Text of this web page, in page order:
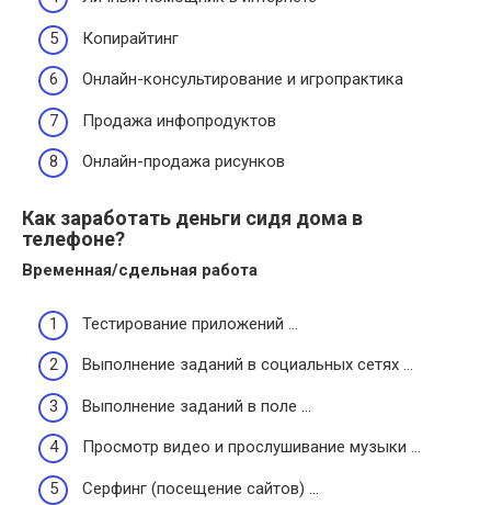
Копирайтинг
Онлайн-консультирование и игропрактика
Продажа инфопродуктов
Онлайн-продажа рисунков
Как заработать деньги сидя дома в
телефоне?
Временная/сдельная работа
Тестирование приложений …
Выполнение заданий в социальных сетях …
Выполнение заданий в поле …
Просмотр видео и прослушивание музыки …
Серфинг (посещение сайтов) …